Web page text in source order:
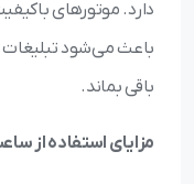
دارد. موتورهای
باعث می‌شود تبلیغات
باقی بماند.
مزایای استفاده از